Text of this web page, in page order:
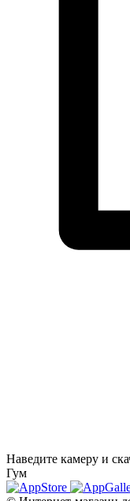
Наведите камеру и
Гум